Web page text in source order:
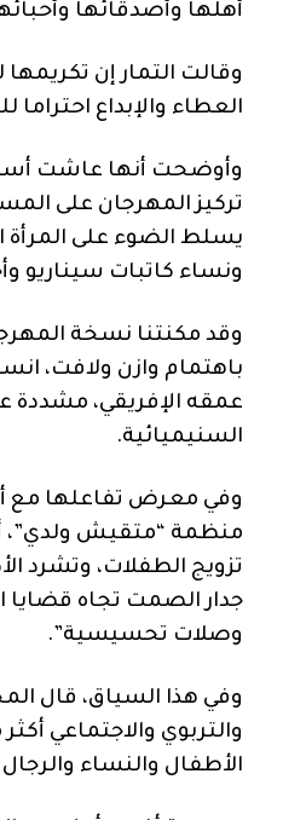
أهلها وأصدقائها
وقالت التمار إن
العطاء والإبداع احتراما
وأوضحت أنها عاشت
تركيز المهرجان على
يسلط الضوء على
ونساء كاتبات سيناريو
وقد مكنتنا نسخة
باهتمام وازن ولافت،
عمقه الإفريقي، مشددة
السنيميائية.
وفي معرض تفاعلها مع
منظمة “متقيش ولدي”،
تزويج الطفلات، وتشرد
جدار الصمت تجاه قضايا
وصلات تحسيسية”.
وفي هذا السياق، قال
والتربوي والاجتماعي
الأطفال والنساء